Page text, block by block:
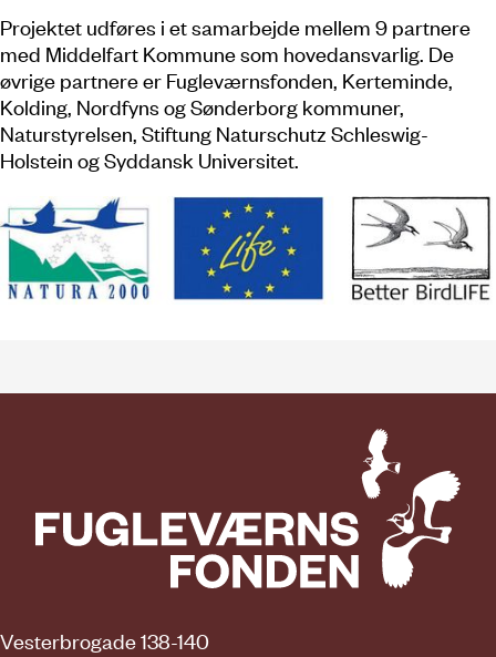
Projektet udføres i et samarbejde mellem 9 partnere
med Middelfart Kommune som hovedansvarlig. De
øvrige partnere er Fugleværnsfonden, Kerteminde,
Kolding, Nordfyns og Sønderborg kommuner,
Naturstyrelsen, Stiftung Naturschutz Schleswig-
Holstein og Syddansk Universitet.
Vesterbrogade 138-140